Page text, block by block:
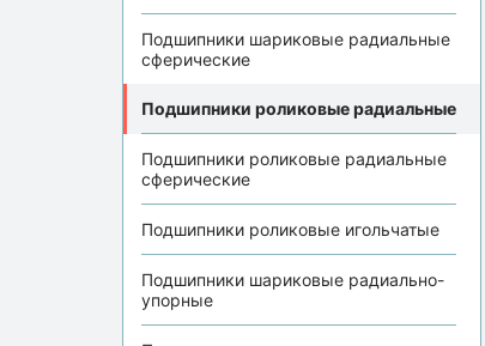
Подшипники шариковые радиальные
сферические
Подшипники роликовые радиальные
Подшипники роликовые радиальные
сферические
Подшипники роликовые игольчатые
Подшипники шариковые радиально-
упорные